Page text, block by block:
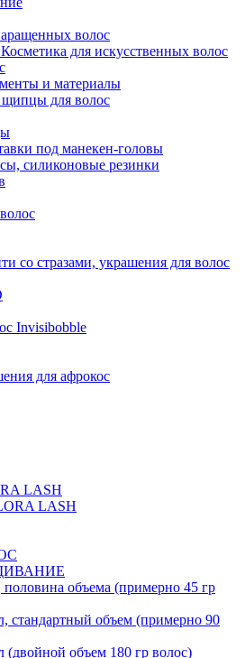
волос
для искусственных волос
и материалы
для волос
под манекен-головы
силиконовые резинки
со стразами, украшения для волос
Invisibobble
для афрокос
LASH
LASH
объема (примерно 45 гр
стандартный объем (примерно 90
(двойной объем 180 гр волос)